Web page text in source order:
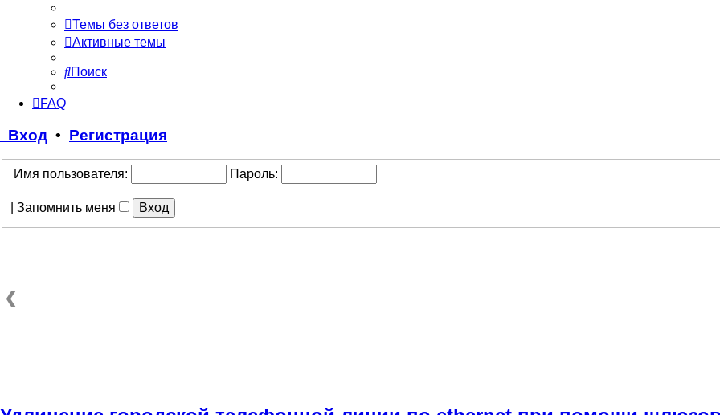
Темы без ответов
Активные темы
Поиск
FAQ
Вход • Регистрация
Имя пользователя: Пароль:
Запомнить меня
❮